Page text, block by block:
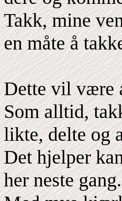
Takk, mine
en måte å
Dette vil være
Som alltid,
likte, delte og
Det hjelper
her neste gang.